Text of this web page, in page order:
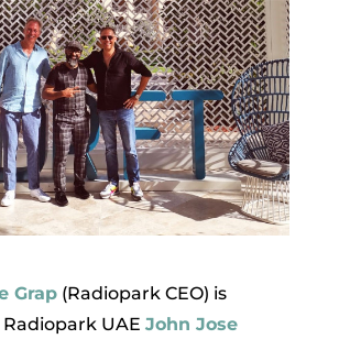
Grap(Radiopark CEO) is
UAE John Jose